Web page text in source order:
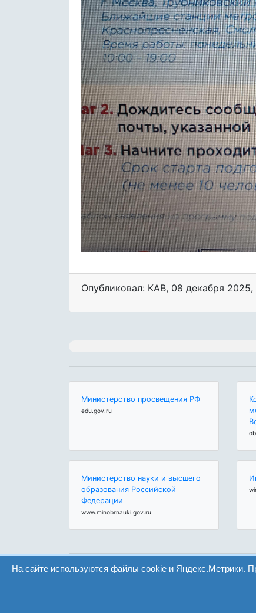
Опубликовал: КАВ, 08 декабря 2025,
Министерство просвещения РФ
edu.gov.ru
Министерство науки и высшего
образования Российской
Федерации
www.minobrnauki.gov.ru
ООО "Центр образования и консалтинга"
На сайте используются файлы cookie и Яндекс.Метрики.